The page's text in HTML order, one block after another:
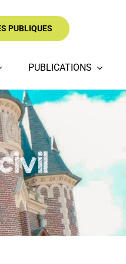
PUBLIQUES
PUBLICATIONS